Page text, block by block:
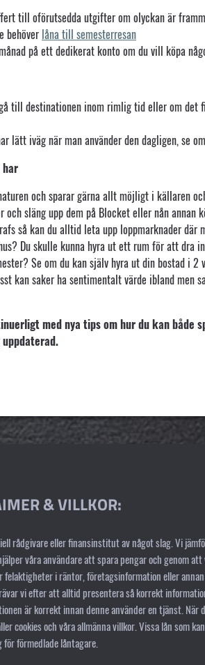
till oförutsedda utgifter om olyckan är
behöver låna till semesterresan
på ett dedikerat konto om du vill köpa
till destinationen inom rimlig tid eller om
lätt iväg när man använder den dagligen, se
har
och sparar gärna allt möjligt i källaren
och släng upp dem på Blocket eller nån annan
så kan du alltid leta upp loppmarknader där
Du skulle kunna hyra ut ett rum för att dra
Se om du kan själv hyra ut din bostad i
kan saker ha sentimentalt värde ibland men
med nya tips om hur du kan både
& VILLKOR:
rådgivare eller finansinstitut av något slag. Vi
våra användare att spara pengar och genom att
i räntor, företagsinformation eller
vi efter att alltid presentera så korrekt
är korrekt innan denne använder en tjänst. När
cookies och våra allmänna villkor. Vissa lån som
förmedlade låntagare.